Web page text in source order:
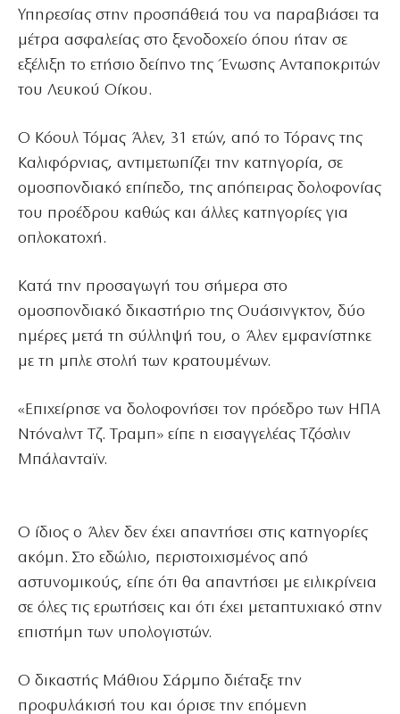
Υπηρεσίας στην προσπάθειά του να παραβιάσει τα
μέτρα ασφαλείας στο ξενοδοχείο όπου ήταν σε
εξέλιξη το ετήσιο δείπνο της Ένωσης Ανταποκριτών
του Λευκού Οίκου.
Ο Κόουλ Τόμας Άλεν, 31 ετών, από το Τόρανς της
Καλιφόρνιας, αντιμετωπίζει την κατηγορία, σε
ομοσπονδιακό επίπεδο, της απόπειρας δολοφονίας
του προέδρου καθώς και άλλες κατηγορίες για
οπλοκατοχή.
Κατά την προσαγωγή του σήμερα στο
ομοσπονδιακό δικαστήριο της Ουάσινγκτον, δύο
ημέρες μετά τη σύλληψή του, ο Άλεν εμφανίστηκε
με τη μπλε στολή των κρατουμένων.
«Επιχείρησε να δολοφονήσει τον πρόεδρο των ΗΠΑ
Ντόναλντ Τζ. Τραμπ» είπε η εισαγγελέας Τζόσλιν
Μπάλανταϊν.
Ο ίδιος ο Άλεν δεν έχει απαντήσει στις κατηγορίες
ακόμη. Στο εδώλιο, περιστοιχισμένος από
αστυνομικούς, είπε ότι θα απαντήσει με ειλικρίνεια
σε όλες τις ερωτήσεις και ότι έχει μεταπτυχιακό στην
επιστήμη των υπολογιστών.
Ο δικαστής Μάθιου Σάρμπο διέταξε την
προφυλάκισή του και όρισε την επόμενη